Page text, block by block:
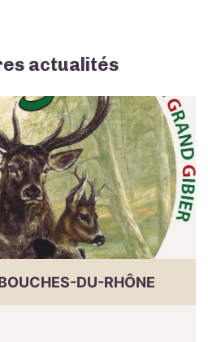
actualités
DU-RHÔNE